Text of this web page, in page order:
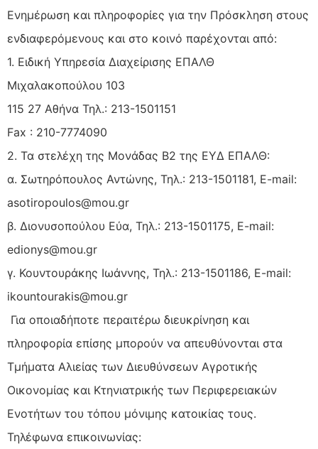
Ενημέρωση και πληροφορίες για την Πρόσκληση στους
ενδιαφερόμενους και στο κοινό παρέχονται από:
1. Ειδική Υπηρεσία Διαχείρισης ΕΠΑΛΘ
Μιχαλακοπούλου 103
115 27 Αθήνα Τηλ.: 213-1501151
Fax : 210-7774090
2. Τα στελέχη της Μονάδας Β2 της ΕΥΔ ΕΠΑΛΘ:
α. Σωτηρόπουλος Αντώνης, Τηλ.: 213-1501181, E-mail:
asotiropoulos@mou.gr
β. Διονυσοπούλου Εύα, Τηλ.: 213-1501175, E-mail:
edionys@mou.gr
γ. Κουντουράκης Ιωάννης, Τηλ.: 213-1501186, E-mail:
ikountourakis@mou.gr
Για οποιαδήποτε περαιτέρω διευκρίνηση και
πληροφορία επίσης μπορούν να απευθύνονται στα
Τμήματα Αλιείας των Διευθύνσεων Αγροτικής
Οικονομίας και Κτηνιατρικής των Περιφερειακών
Ενοτήτων του τόπου μόνιμης κατοικίας τους.
Τηλέφωνα επικοινωνίας: